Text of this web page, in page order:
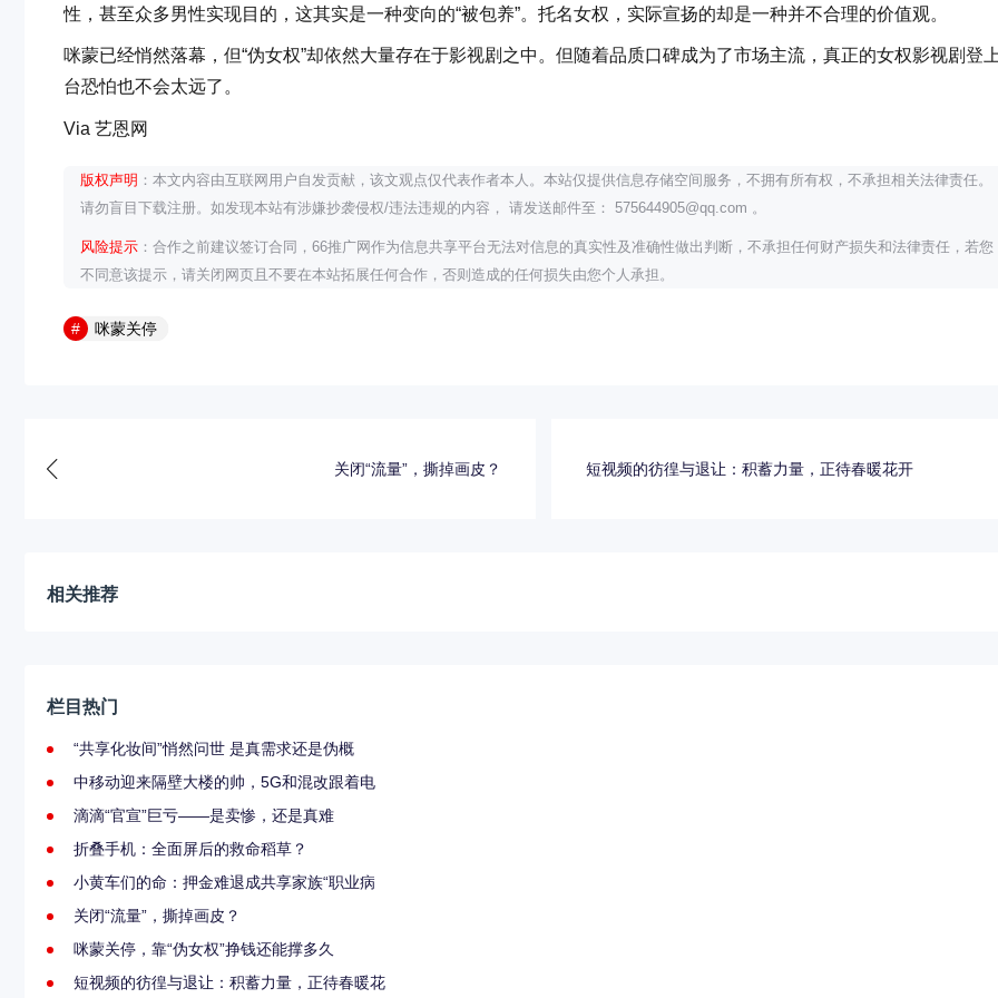
性，甚至众多男性实现目的，这其实是一种变向的“被包养”。托名女权，实际宣扬的却是一种并不合理的价值观。
咪蒙已经悄然落幕，但“伪女权”却依然大量存在于影视剧之中。但随着品质口碑成为了市场主流，真正的女权影视剧登
台恐怕也不会太远了。
Via 艺恩网
版权声明 ：本文内容由互联网用户自发贡献，该文观点仅代表作者本人。本站仅提供信息存储空间服务，不拥有所有权，不承担相关法律责任。
请勿盲目下载注册。如发现本站有涉嫌抄袭侵权/违法违规的内容， 请发送邮件至： 575644905@qq.com 。
风险提示 ：合作之前建议签订合同，66推广网作为信息共享平台无法对信息的真实性及准确性做出判断，不承担任何财产损失和法律责任，若您
不同意该提示，请关闭网页且不要在本站拓展任何合作，否则造成的任何损失由您个人承担。
咪蒙关停
关闭“流量”，撕掉画皮？ 短视频的彷徨与退让：积蓄力量，正待春暖花开
相关推荐
栏目热门
“共享化妆间”悄然问世 是真需求还是伪概
中移动迎来隔壁大楼的帅，5G和混改跟着电
滴滴“官宣”巨亏——是卖惨，还是真难
折叠手机：全面屏后的救命稻草？
小黄车们的命：押金难退成共享家族“职业病
关闭“流量”，撕掉画皮？
咪蒙关停，靠“伪女权”挣钱还能撑多久
短视频的彷徨与退让：积蓄力量，正待春暖花